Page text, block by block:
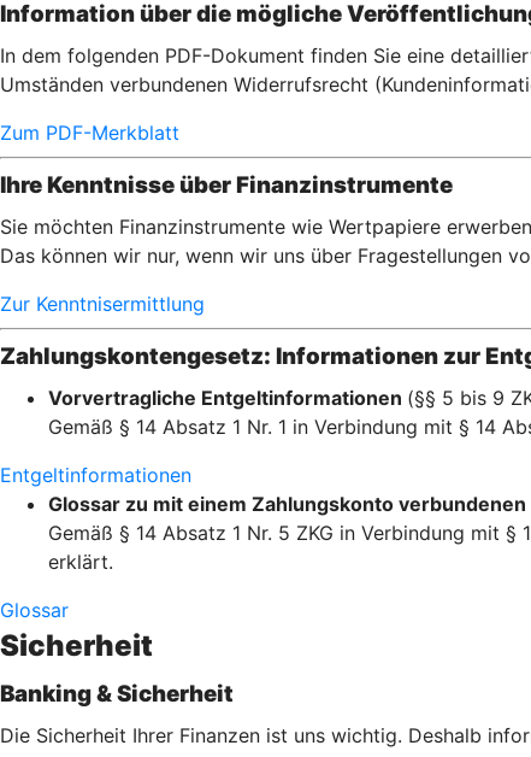
Information über die mögliche
In dem folgenden PDF-Dokument finden Sie eine
Umständen verbundenen Widerrufsrecht
Zum PDF-Merkblatt
Ihre Kenntnisse über Finanzinstrumente
Sie möchten Finanzinstrumente wie Wertpapiere
Das können wir nur, wenn wir uns über Fragestellungen
Zur Kenntnisermittlung
Zahlungskontengesetz: Informationen zur
Vorvertragliche Entgeltinformationen (§§ 5 bis 9
Gemäß § 14 Absatz 1 Nr. 1 in Verbindung mit § 14
Entgeltinformationen
Glossar zu mit einem Zahlungskonto verbundenen
Gemäß § 14 Absatz 1 Nr. 5 ZKG in Verbindung mit
erklärt.
Glossar
Sicherheit
Banking & Sicherheit
Die Sicherheit Ihrer Finanzen ist uns wichtig. Deshalb